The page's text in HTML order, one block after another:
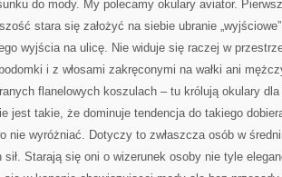
do mody. My polecamy okulary aviator.
stara się założyć na siebie ubranie
wyjścia na ulicę. Nie widuje się raczej w
i z włosami zakręconymi na wałki ani
flanelowych koszulach – tu królują okulary dla
jest takie, że dominuje tendencja do takiego
nie wyróżniać. Dotyczy to zwłaszcza osób w
sił. Starają się oni o wizerunek osoby nie tyle